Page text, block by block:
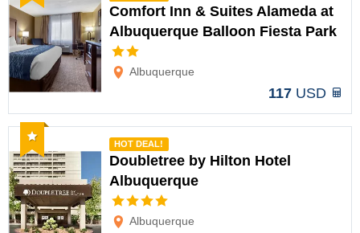
Comfort Inn & Suites Alameda at
Albuquerque Balloon Fiesta Park
Albuquerque
117 USD
Recomendado
HOT DEAL!
Doubletree by Hilton Hotel
Albuquerque
Albuquerque